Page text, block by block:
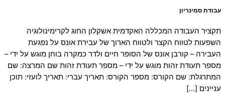
עבודת סמינריון
תקציר העבודה המכללה האקדמית אשקלון החוג לקרימינולוגיה
השפעות לטווח הקצר ולטווח הארוך של עבירת אונס על נפגעת
העבירה – קורבן אונס של הסופר חיים ולדר כמקרה בוחן מוגש על ידי –
מספר תעודת זהות מוגש על ידי – מספר תעודת זהות שם המרצה: שם
המתרגלת: שם הקורס: מספר הקורס: תאריך עברי: תאריך לועזי: תוכן
עניינים […]